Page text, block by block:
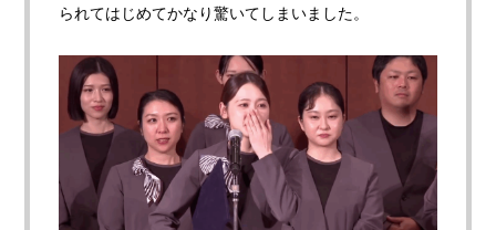
られてはじめてかなり驚いてしまいました。